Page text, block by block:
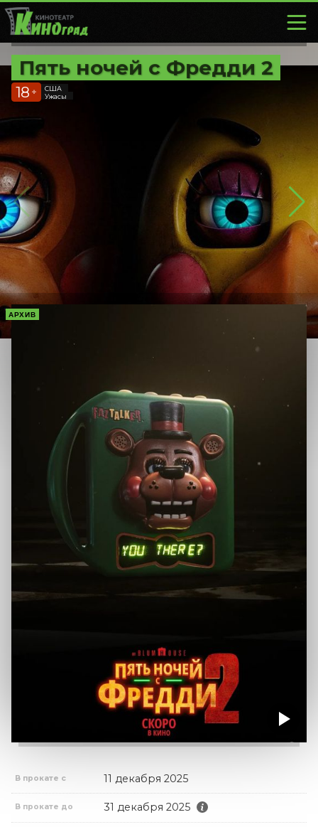
Пять ночей с Фредди 2
18 +
США
Ужасы
АРХИВ
В прокате с 11 декабря 2025
В прокате до 31 декабря 2025